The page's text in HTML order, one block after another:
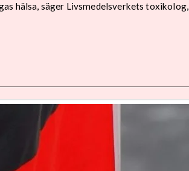
hälsa, säger Livsmedelsverkets